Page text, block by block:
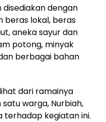
dengan
beras lokal, beras
aneka sayur dan
potong, minyak
berbagai bahan
dari ramainya
satu warga, Nurbiah,
terhadap kegiatan ini.